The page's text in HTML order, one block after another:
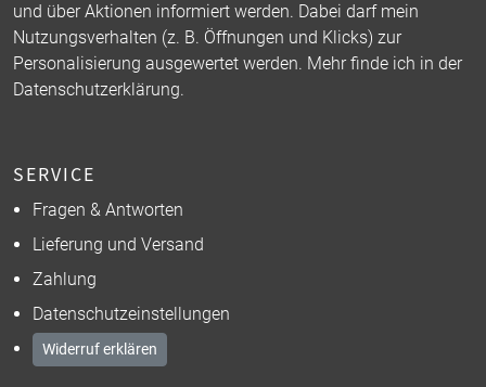
und über Aktionen informiert werden. Dabei darf mein
Nutzungsverhalten (z. B. Öffnungen und Klicks) zur
Personalisierung ausgewertet werden. Mehr finde ich in der
Datenschutzerklärung.
SERVICE
Fragen & Antworten
Lieferung und Versand
Zahlung
Datenschutzeinstellungen
Widerruf erklären